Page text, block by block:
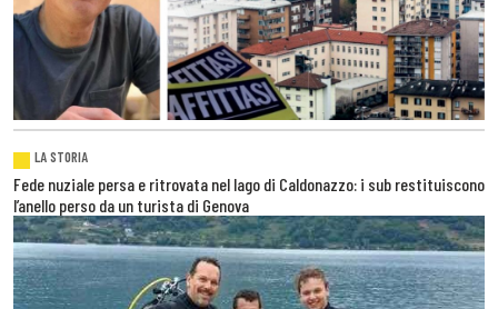
LA STORIA
Fede nuziale persa e ritrovata nel lago di Caldonazzo: i sub restituiscono
l’anello perso da un turista di Genova